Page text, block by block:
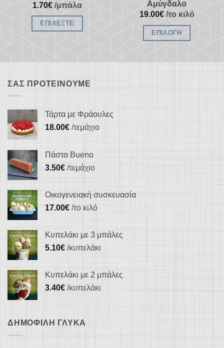
προϊόντος
προϊόντος
1.70€ /μπάλα
ΕΠΙΛΈΞΤΕ
Αμύγδαλο
19.00€/το κιλό
ΕΠΙΛΟΓΉ
ΣΑΣ ΠΡΟΤΕΊΝΟΥΜΕ
Τάρτα με Φράουλες
18.00€ /τεμάχιο
Πάστα Bueno
3.50€ /τεμάχιο
Οικογενειακή συσκευασία
17.00€ /το κιλό
Κυπελάκι με 3 μπάλες
5.10€ /κυπελάκι
Κυπελάκι με 2 μπάλες
3.40€ /κυπελάκι
ΔΗΜΟΦΙΛΉ ΓΛΥΚΆ